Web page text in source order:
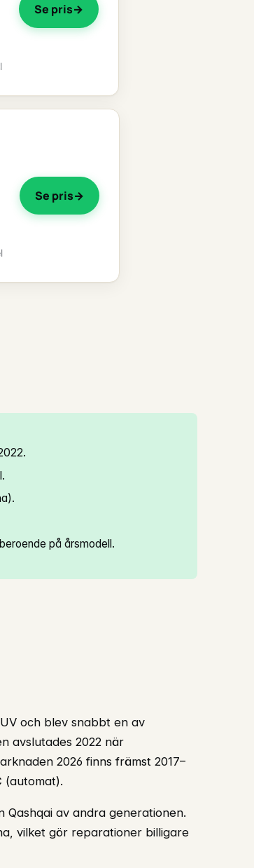
Se pris
Se pris
på årsmodell.
och blev snabbt en av
avslutades 2022 när
2026 finns främst 2017–
(automat).
Qashqai av andra generationen.
vilket gör reparationer billigare